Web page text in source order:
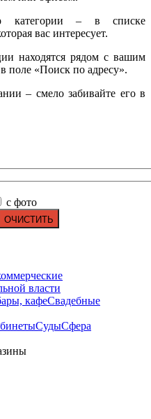
категории – в списке
вас интересует.
находятся рядом с вашим
поле «Поиск по адресу».
– смело забивайте его в
с фото
власти
кафеСвадебные
СудыСфера